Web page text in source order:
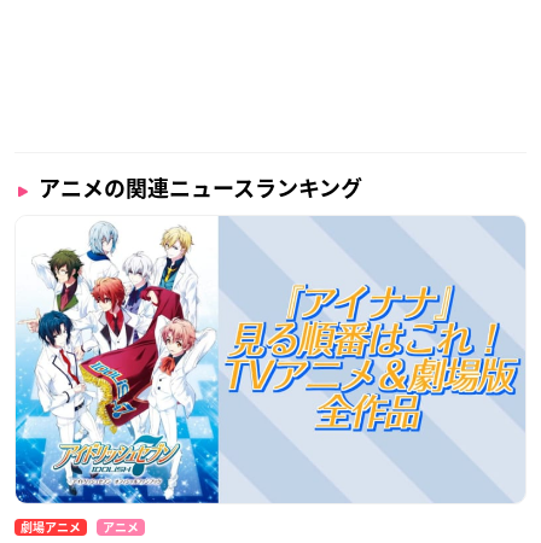
アニメの関連ニュースランキング
劇場アニメ アニメ